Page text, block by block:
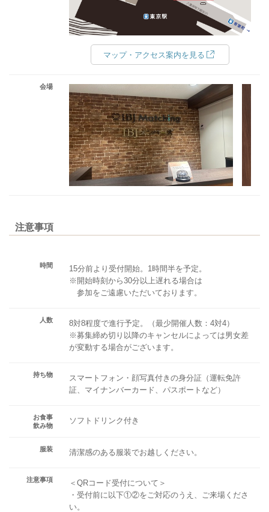
マップ・アクセス案内を見る
会場
注意事項
時間
15分前より受付開始。1時間半を予定。
※開始時刻から30分以上遅れる場合は
参加をご遠慮いただいております。
人数
8対8程度で進行予定。（最少開催人数：4対4）
※募集締め切り以降のキャンセルによっては男女差
が変動する場合がございます。
持ち物
スマートフォン・顔写真付きの身分証（運転免許
証、マイナンバーカード、パスポートなど）
お食事
飲み物
ソフトドリンク付き
服装 清潔感のある服装でお越しください。
注意事項
＜QRコード受付について＞
・受付前に以下①②をご対応のうえ、ご来場くださ
い。